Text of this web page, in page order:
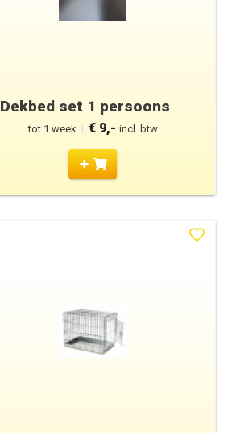
Dekbed set 1 persoons
tot 1 week | € 9,- incl. btw